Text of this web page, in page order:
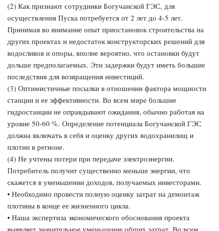
(2) Как признают сотрудники Богучанской ГЭС, для
осуществления Пуска потребуется от 2 лет до 4-5 лет.
Принимая во внимание опыт приостановок строительства на
других проектах и недостаток конструкторских решений для
водосливов и опоры, вполне вероятно, что остановки будут
дольше предполагаемых. Эти задержки будут иметь большие
последствия для возвращения инвестиций.
(3) Оптимистичные посылки в отношении фактора мощности
станции и ее эффективности. Во всем мире большие
гидростанции не оправдывают ожидания, обычно работая на
уровне 50-60 %. Определение потенциала Богучанской ГЭС
должна включать в себя и оценку других водохранилищ и
плотин в регионе.
(4) Не учтены потери при передаче электроэнергии.
Потребитель получит существенно меньше энергии, что
скажется в уменьшении доходов, получаемых инвесторами.
• Необходимо провести полную оценку затрат на демонтаж
плотины в конце ее жизненного цикла.
• Наша экспертиза экономического обоснования проекта